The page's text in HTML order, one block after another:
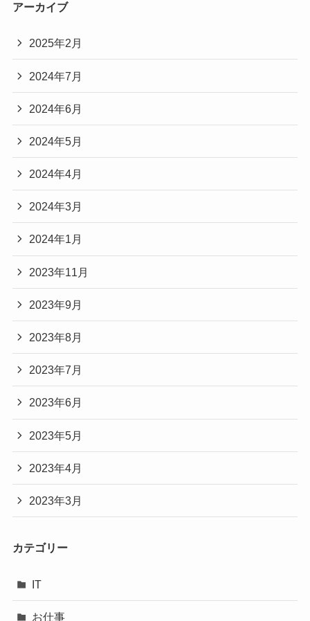
アーカイブ
2025年2月
2024年7月
2024年6月
2024年5月
2024年4月
2024年3月
2024年1月
2023年11月
2023年9月
2023年8月
2023年7月
2023年6月
2023年5月
2023年4月
2023年3月
カテゴリー
IT
お仕事